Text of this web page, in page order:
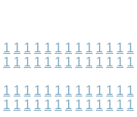
1 1 1 1 1 1 1 1 1 1 1 1 1
1 1 1 1 1 1 1 1 1 1 1 1 1
1 1 1 1 1 1 1 1 1 1 1 1 1
1 1 1 1 1 1 1 1 1 1 1 1 1